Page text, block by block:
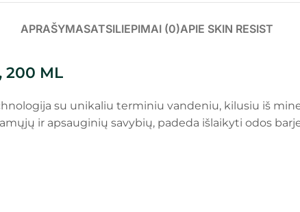
APRAŠYMASATSILIEPIMAI (0)APIE SKIN RESIST
200 ML
su unikaliu terminiu vandeniu, kilusiu iš
ir apsauginių savybių, padeda išlaikyti odos